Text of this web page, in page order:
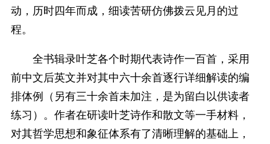
动，历时四年而成，细读苦研仿佛拨云见月的过
程。
全书辑录叶芝各个时期代表诗作一百首，采用
前中文后英文并对其中六十余首逐行详细解读的编
排体例（另有三十余首未加注，是为留白以供读者
练习）。作者在研读叶芝诗作和散文等一手材料，
对其哲学思想和象征体系有了清晰理解的基础上，